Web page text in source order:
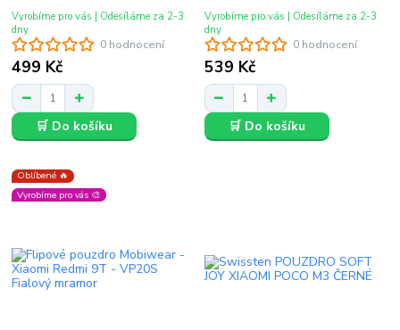
0 hodnocení
499 Kč
Vyrobíme pro vás | Odesíláme za 2-3
dny
🛒 Do košíku
0 hodnocení
539 Kč
Vyrobíme pro vás | Odesíláme za 2-3
dny
🛒 Do košíku
Oblíbené 🔥
Vyrobíme pro vás 🎨